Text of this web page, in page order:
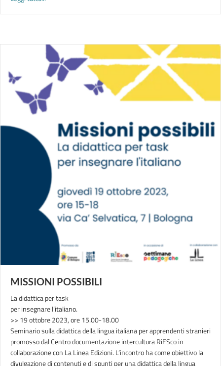
MISSIONI POSSIBILI
La didattica per task
per insegnare l’italiano.
>> 19 ottobre 2023, ore 15.00-18.00
Seminario sulla didattica della lingua italiana per apprendenti stranieri
promosso dal Centro documentazione intercultura RiESco in
collaborazione con La Linea Edizioni. L’incontro ha come obiettivo la
divulgazione di contenuti e di spunti per una didattica della lingua